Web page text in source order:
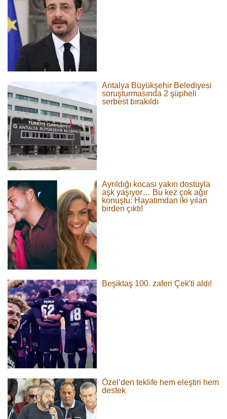
Antalya Büyükşehir Belediyesi
soruşturmasında 2 şüpheli
serbest bırakıldı
Ayrıldığı kocası yakın dostuyla
aşk yaşıyor… Bu kez çok ağır
konuştu: Hayatımdan iki yılan
birden çıktı!
Beşiktaş 100. zaferi Çek'ti aldı!
Özel’den teklife hem eleştiri hem
destek